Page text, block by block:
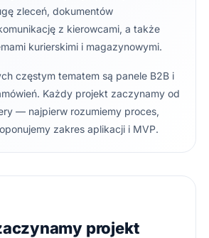
zleceń, dokumentów
z kierowcami, a także
kurierskimi i magazynowymi.
częstym tematem są panele B2B i
Każdy projekt zaczynamy od
— najpierw rozumiemy proces,
zakres aplikacji i MVP.
projekt